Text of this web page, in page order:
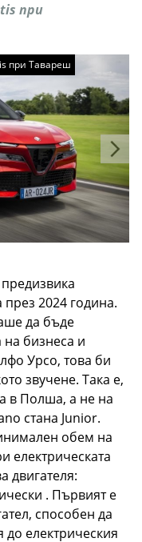
при
при Тавареш
през 2024 година.
да бъде
бизнеса и
Урсо, това би
звучене. Така е,
в Полша, а не на
стана Junior.
обем на
електрическата
двигателя:
. Първият е
способен да
електрическия
при Тавареш
при Тавареш
при Тавареш
при Тавареш
при Тавареш